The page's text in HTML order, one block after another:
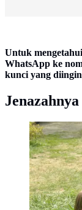
Untuk
WhatsApp ke
kunci yang
Matthew
Weinstein